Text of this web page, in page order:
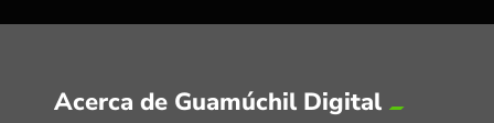
Acerca de Guamúchil Digital